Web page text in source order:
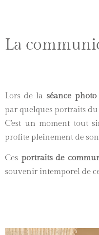
La
Lors de la séance
par quelques portraits
C’est un moment tout
profite pleinement de
Ces portraits de
souvenir intemporel de